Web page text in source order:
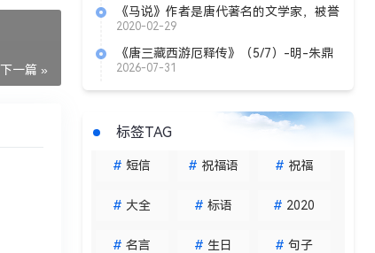
下一篇 »
《马说》作者是唐代著名的文学家，被誉
为“文起八代之衰”的____________ 。
2020-02-29
《唐三藏西游厄释传》（5/7）-明-朱鼎
臣
2026-07-31
标签TAG
# 短信 # 祝福语 # 祝福
# 大全 # 标语 # 2020
# 名言 # 生日 # 句子